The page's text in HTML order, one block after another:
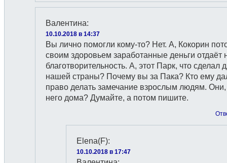
Валентина:
10.10.2018 в 14:37
Вы лично помогли кому-то? Нет. А, Кокорин
своим здоровьем заработанные деньги отдаёт
благотворительность. А, этот Парк, что сделал
нашей страны? Почему вы за Пака? Кто ему
право делать замечание взрослым людям. Они,
него дома? Думайте, а потом пишите.
Elena(F):
10.10.2018 в 17:47